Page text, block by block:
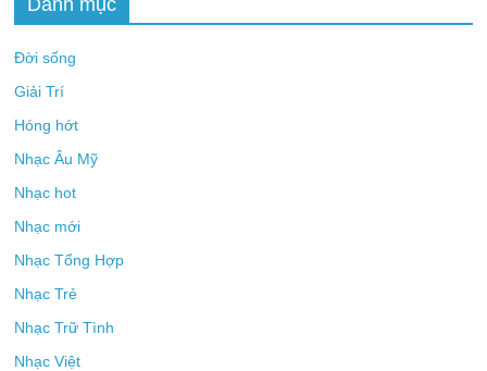
Đời sống
Giải Trí
Hóng hớt
Nhạc Âu Mỹ
Nhạc hot
Nhạc mới
Nhạc Tổng Hợp
Nhạc Trẻ
Nhạc Trữ Tình
Nhạc Việt